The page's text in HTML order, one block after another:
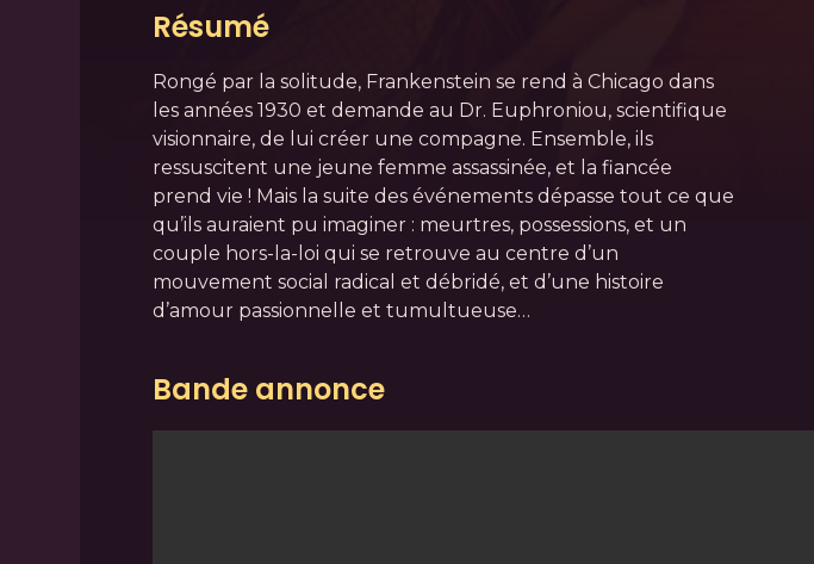
Résumé
Rongé par la solitude, Frankenstein se rend à Chicago dans
les années 1930 et demande au Dr. Euphroniou, scientifique
visionnaire, de lui créer une compagne. Ensemble, ils
ressuscitent une jeune femme assassinée, et la fiancée
prend vie ! Mais la suite des événements dépasse tout ce que
qu’ils auraient pu imaginer : meurtres, possessions, et un
couple hors-la-loi qui se retrouve au centre d’un
mouvement social radical et débridé, et d’une histoire
d’amour passionnelle et tumultueuse…
Bande annonce